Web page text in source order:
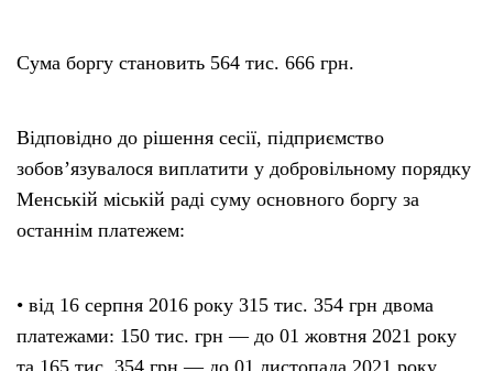
Сума боргу становить 564 тис. 666 грн.
Відповідно до рішення сесії, підприємство
зобов’язувалося виплатити у добровільному порядку
Менській міській раді суму основного боргу за
останнім платежем:
• від 16 серпня 2016 року 315 тис. 354 грн двома
платежами: 150 тис. грн — до 01 жовтня 2021 року
та 165 тис. 354 грн — до 01 листопада 2021 року.